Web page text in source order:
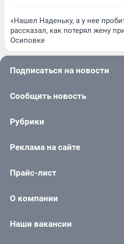
«Нашел Наденьку, а у нее
рассказал, как потерял жену
Осиповке
Подписаться на новости
Сообщить новость
Рубрики
Реклама на сайте
Прайс-лист
О компании
Наши вакансии